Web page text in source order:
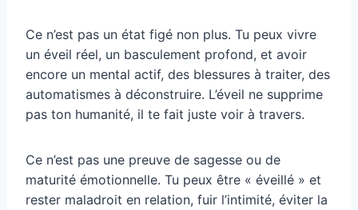
Ce n’est pas un état figé non plus. Tu peux vivre
un éveil réel, un basculement profond, et avoir
encore un mental actif, des blessures à traiter, des
automatismes à déconstruire. L’éveil ne supprime
pas ton humanité, il te fait juste voir à travers.
Ce n’est pas une preuve de sagesse ou de
maturité émotionnelle. Tu peux être « éveillé » et
rester maladroit en relation, fuir l’intimité, éviter la